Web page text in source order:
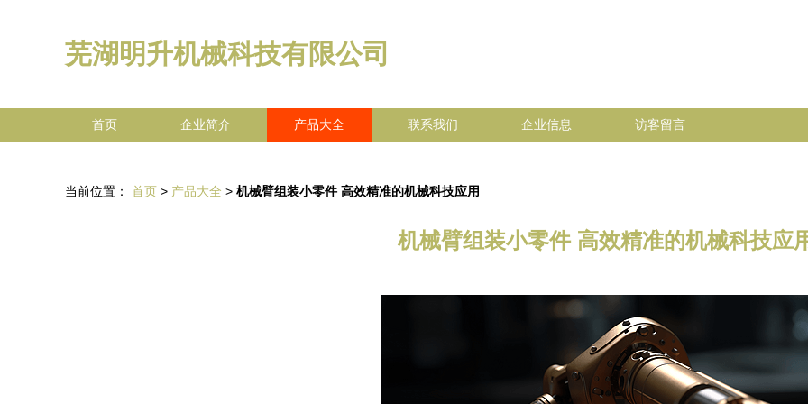
芜湖明升机械科技有限公司
首页 企业简介 产品大全 联系我们 企业信息 访客留言
当前位置： 首页 > 产品大全 > 机械臂组装小零件 高效精准的机械科技应用
机械臂组装小零件 高效精准的机械科技应